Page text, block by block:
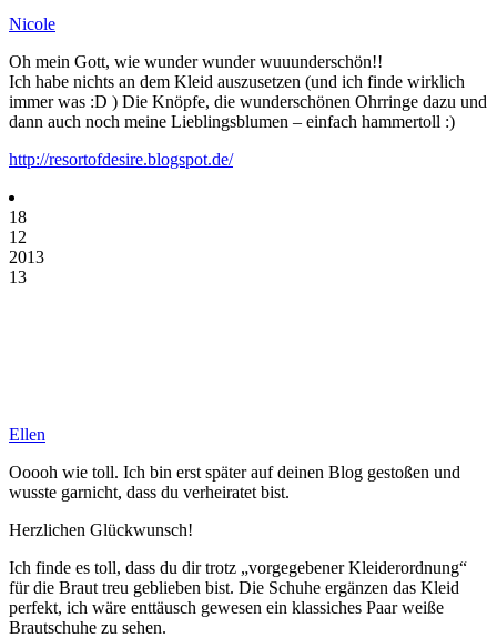
Nicole
Oh mein Gott, wie wunder wunder wuuunderschön!!
Ich habe nichts an dem Kleid auszusetzen (und ich finde wirklich
immer was :D ) Die Knöpfe, die wunderschönen Ohrringe dazu und
dann auch noch meine Lieblingsblumen – einfach hammertoll :)
http://resortofdesire.blogspot.de/
18
12
2013
13
Ellen
Ooooh wie toll. Ich bin erst später auf deinen Blog gestoßen und
wusste garnicht, dass du verheiratet bist.
Herzlichen Glückwunsch!
Ich finde es toll, dass du dir trotz „vorgegebener Kleiderordnung“
für die Braut treu geblieben bist. Die Schuhe ergänzen das Kleid
perfekt, ich wäre enttäusch gewesen ein klassiches Paar weiße
Brautschuhe zu sehen.